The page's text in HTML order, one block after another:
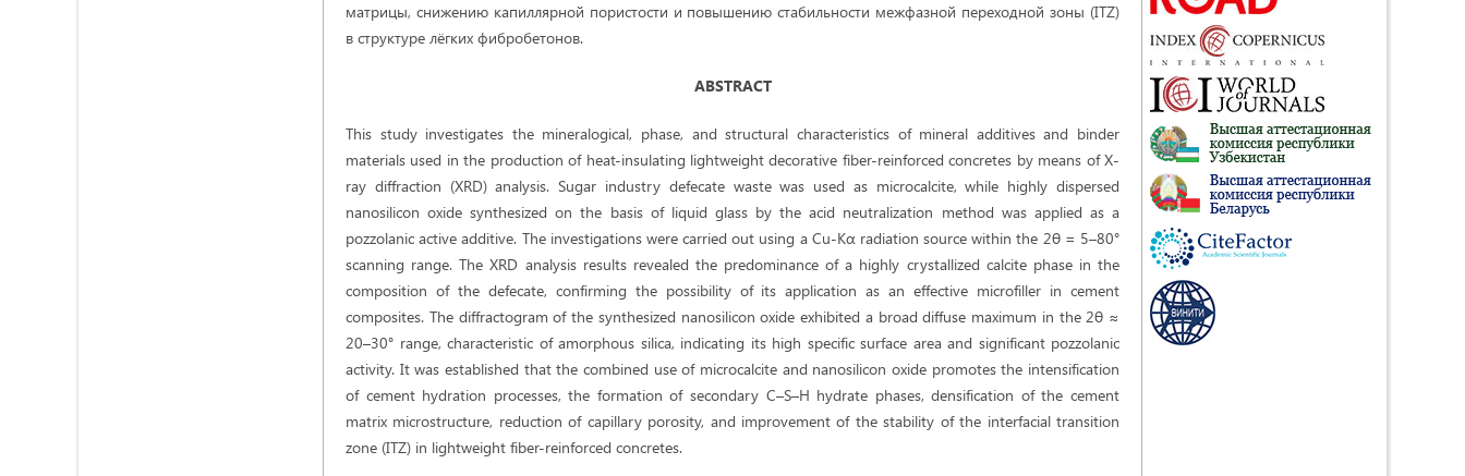
матрицы, снижению капиллярной пористости и повышению стабильности межфазной переходной зоны (ITZ)
в структуре лёгких фибробетонов.
ABSTRACT
This study investigates the mineralogical, phase, and structural characteristics of mineral additives and binder
materials used in the production of heat-insulating lightweight decorative fiber-reinforced concretes by means of X-
ray diffraction (XRD) analysis. Sugar industry defecate waste was used as microcalcite, while highly dispersed
nanosilicon oxide synthesized on the basis of liquid glass by the acid neutralization method was applied as a
pozzolanic active additive. The investigations were carried out using a Cu-Kα radiation source within the 2θ = 5–80°
scanning range. The XRD analysis results revealed the predominance of a highly crystallized calcite phase in the
composition of the defecate, confirming the possibility of its application as an effective microfiller in cement
composites. The diffractogram of the synthesized nanosilicon oxide exhibited a broad diffuse maximum in the 2θ ≈
20–30° range, characteristic of amorphous silica, indicating its high specific surface area and significant pozzolanic
activity. It was established that the combined use of microcalcite and nanosilicon oxide promotes the intensification
of cement hydration processes, the formation of secondary C–S–H hydrate phases, densification of the cement
matrix microstructure, reduction of capillary porosity, and improvement of the stability of the interfacial transition
zone (ITZ) in lightweight fiber-reinforced concretes.